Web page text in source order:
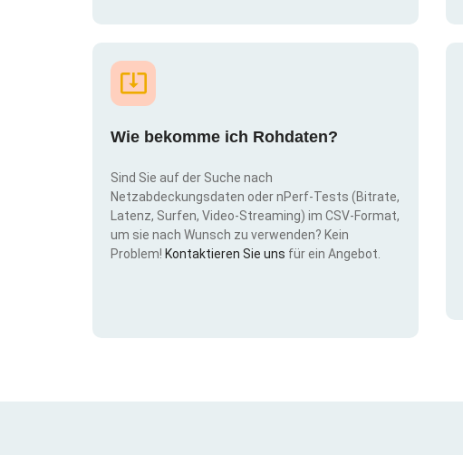
Wie bekomme ich Rohdaten?
Sind Sie auf der Suche nach
Netzabdeckungsdaten oder nPerf-Tests (Bitrate,
Latenz, Surfen, Video-Streaming) im CSV-Format,
um sie nach Wunsch zu verwenden? Kein
Problem! Kontaktieren Sie uns für ein Angebot.